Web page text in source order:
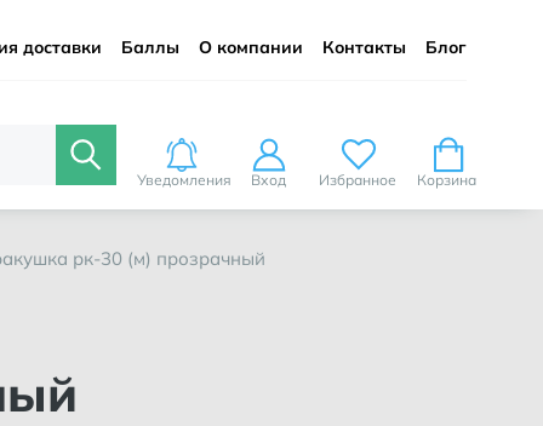
доставки Баллы О компании Контакты Блог
Уведомления Вход Избранное Корзина
рк-30 (м) прозрачный